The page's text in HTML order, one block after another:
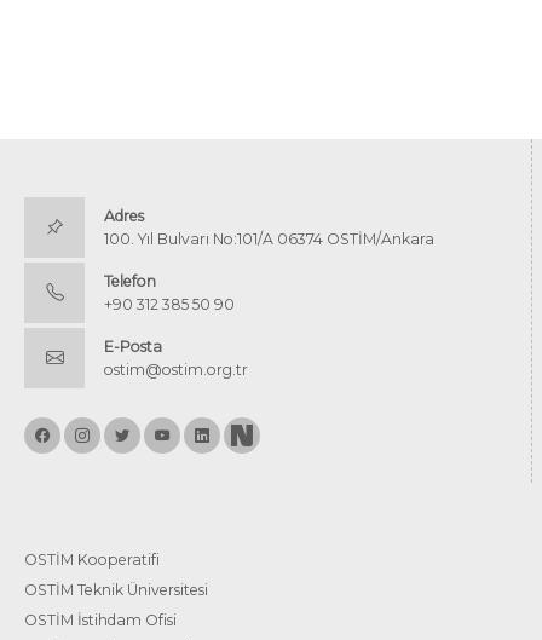
Adres
100. Yıl Bulvarı No:101/A 06374 OSTİM/Ankara
Telefon
+90 312 385 50 90
E-Posta
ostim@ostim.org.tr
OSTİM Kooperatifi
OSTİM Teknik Üniversitesi
OSTİM İstihdam Ofisi